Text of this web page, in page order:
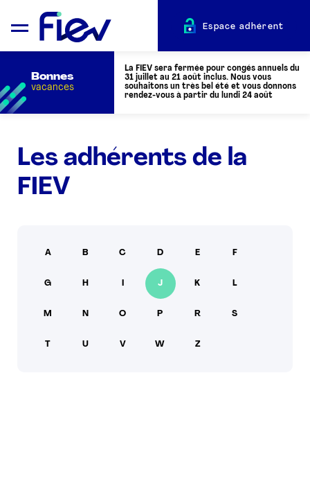
QUI SOMMES-NOUS ?
L’AUTOMOTIVE
PRESSE
Espace adhérent
Bonnes
vacances
La FIEV sera fermée pour congés annuels du
31 juillet au 21 août inclus. Nous vous
souhaitons un très bel été et vous donnons
rendez-vous à partir du lundi 24 août
Les adhérents de la
FIEV
A B C D E F
G H J K L
M N O P R S
T U V W Z